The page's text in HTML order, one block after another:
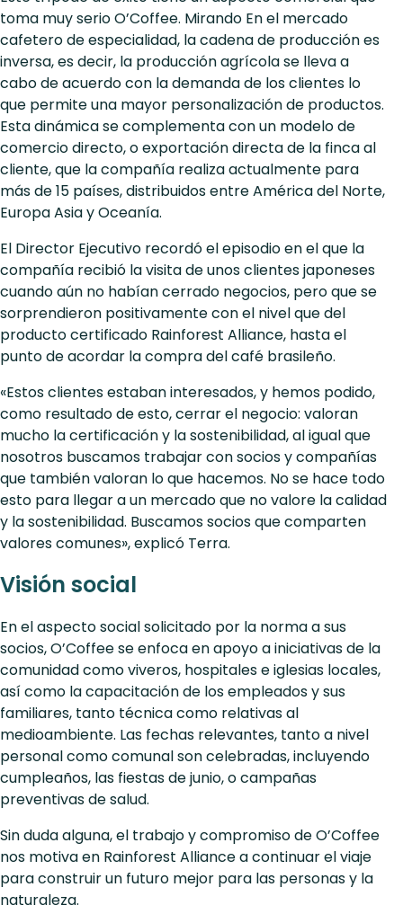
toma muy serio O’Coffee. Mirando En el mercado
cafetero de especialidad, la cadena de producción es
inversa, es decir, la producción agrícola se lleva a
cabo de acuerdo con la demanda de los clientes lo
que permite una mayor personalización de productos.
Esta dinámica se complementa con un modelo de
comercio directo, o exportación directa de la finca al
cliente, que la compañía realiza actualmente para
más de 15 países, distribuidos entre América del Norte,
Europa Asia y Oceanía.
El Director Ejecutivo recordó el episodio en el que la
compañía recibió la visita de unos clientes japoneses
cuando aún no habían cerrado negocios, pero que se
sorprendieron positivamente con el nivel que del
producto certificado Rainforest Alliance, hasta el
punto de acordar la compra del café brasileño.
«Estos clientes estaban interesados, y hemos podido,
como resultado de esto, cerrar el negocio: valoran
mucho la certificación y la sostenibilidad, al igual que
nosotros buscamos trabajar con socios y compañías
que también valoran lo que hacemos. No se hace todo
esto para llegar a un mercado que no valore la calidad
y la sostenibilidad. Buscamos socios que comparten
valores comunes», explicó Terra.
Visión social
En el aspecto social solicitado por la norma a sus
socios, O’Coffee se enfoca en apoyo a iniciativas de la
comunidad como viveros, hospitales e iglesias locales,
así como la capacitación de los empleados y sus
familiares, tanto técnica como relativas al
medioambiente. Las fechas relevantes, tanto a nivel
personal como comunal son celebradas, incluyendo
cumpleaños, las fiestas de junio, o campañas
preventivas de salud.
Sin duda alguna, el trabajo y compromiso de O’Coffee
nos motiva en Rainforest Alliance a continuar el viaje
para construir un futuro mejor para las personas y la
naturaleza.